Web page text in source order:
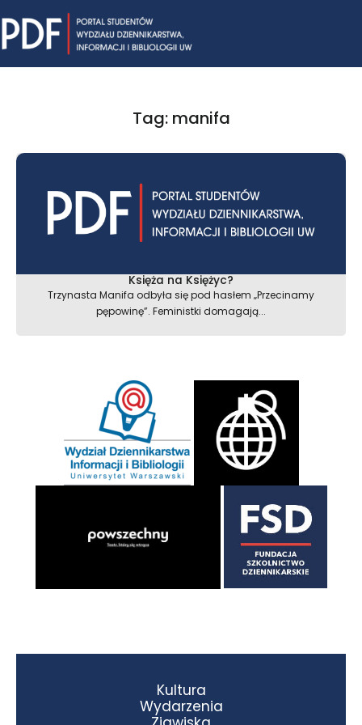
to
content
Tag: manifa
Księża na Księżyc?
Trzynasta Manifa odbyła się pod hasłem „Przecinamy
pępowinę”. Feministki domagają...
Kultura
Wydarzenia